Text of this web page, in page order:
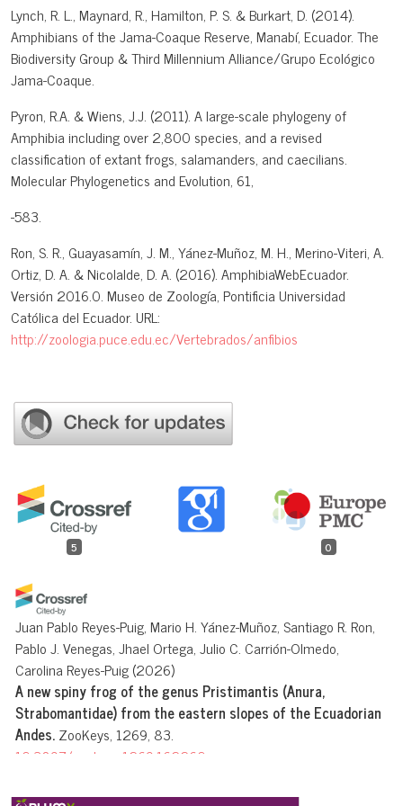
5 0
Juan Pablo Reyes-Puig, Mario H. Yánez-Muñoz, Santiago R. Ron,
Pablo J. Venegas, Jhael Ortega, Julio C. Carrión-Olmedo,
Carolina Reyes-Puig(2026)
A new spiny frog of the genus Pristimantis (Anura,
Strabomantidae) from the eastern slopes of the Ecuadorian
Andes.ZooKeys, 1269, 83.
10.3897/zookeys.1269.162260
Lynch, R. L., Maynard, R., Hamilton, P. S. & Burkart, D. (2014).
Amphibians of the Jama-Coaque Reserve, Manabí, Ecuador. The
Biodiversity Group & Third Millennium Alliance/Grupo Ecológico
Jama-Coaque.
Pyron, R.A. & Wiens, J.J. (2011). A large-scale phylogeny of
Amphibia including over 2,800 species, and a revised
classification of extant frogs, salamanders, and caecilians.
Molecular Phylogenetics and Evolution, 61,
-583.
Ron, S. R., Guayasamín, J. M., Yánez-Muñoz, M. H., Merino-Viteri, A.
Ortiz, D. A. & Nicolalde, D. A. (2016). AmphibiaWebEcuador.
Versión 2016.0. Museo de Zoología, Pontificia Universidad
Católica del Ecuador. URL:
http://zoologia.puce.edu.ec/Vertebrados/anfibios